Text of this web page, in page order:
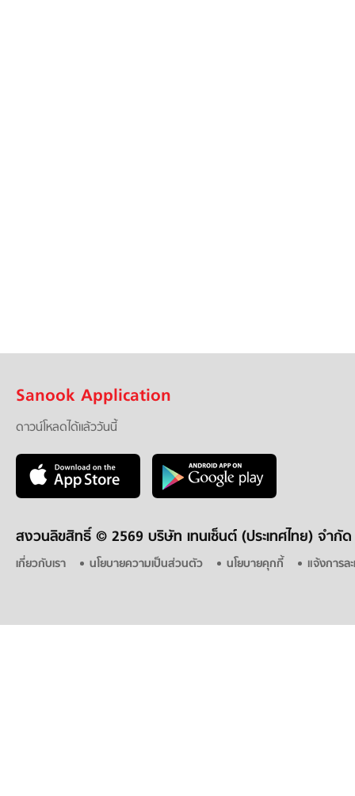
Sanook Application
ดาวน์โหลดได้แล้ววันนี้
สงวนลิขสิทธิ์ © 2569 บริษัท เทนเซ็นต์ (ประเทศไทย) จำกัด
เกี่ยวกับเรา นโยบายความเป็นส่วนตัว นโยบายคุกกี้ แจ้งการล